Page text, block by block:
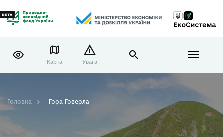
Карта Увага
Головна Гора Говерла